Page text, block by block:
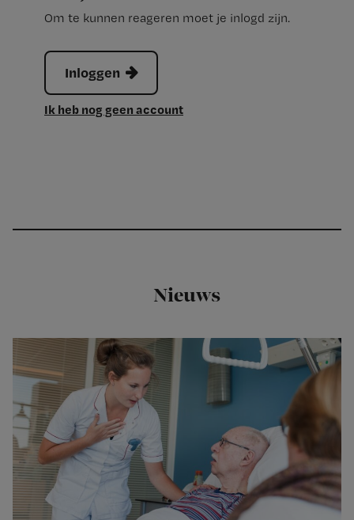
Om te kunnen reageren moet je inlogd zijn.
Inloggen
Ik heb nog geen account
Nieuws